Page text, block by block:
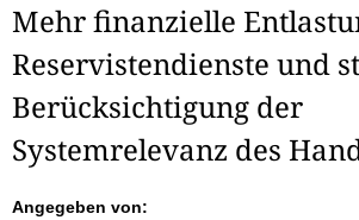
Mehr finanzielle
Reservistendienste und
Berücksichtigung der
Systemrelevanz des
Angegeben von: